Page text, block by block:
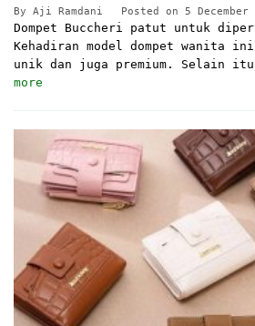
By Aji Ramdani Posted on 5 December
Dompet Buccheri patut untuk
Kehadiran model dompet wanita ini
unik dan juga premium. Selain itu
more